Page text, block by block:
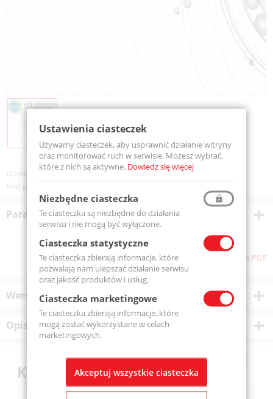
Dostępność: Na zamówienie
Parametry techniczne
Pobierz stronę w PDF
Wersje produktu
Opis produktu
Klienci kupili również
Ustawienia ciasteczek
Używamy ciasteczek, aby usprawnić działanie witryny
oraz monitorować ruch w serwisie. Możesz wybrać,
które z nich są aktywne. Dowiedz się więcej
Niezbędne ciasteczka
Te ciasteczka są niezbędne do działania
serwisu i nie mogą być wyłączone.
Ciasteczka statystyczne
Te ciasteczka zbierają informacje, które
pozwalają nam ulepszać działanie serwisu
oraz jakość produktów i usług.
Ciasteczka marketingowe
Te ciasteczka zbierają informacje, które
mogą zostać wykorzystane w celach
marketingowych.
Akceptuj wszystkie ciasteczka